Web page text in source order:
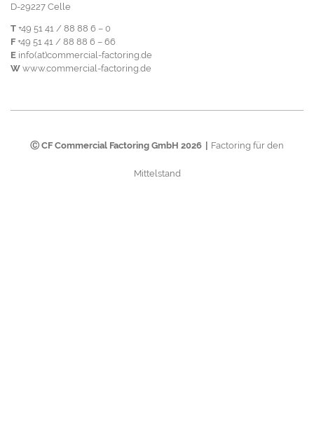
D-29227 Celle
T +49 51 41 / 88 88 6 – 0
F +49 51 41 / 88 88 6 – 66
E info(at)commercial-factoring.de
W www.commercial-factoring.de
Ⓒ CF Commercial Factoring GmbH 2026 Factoring für den
Mittelstand